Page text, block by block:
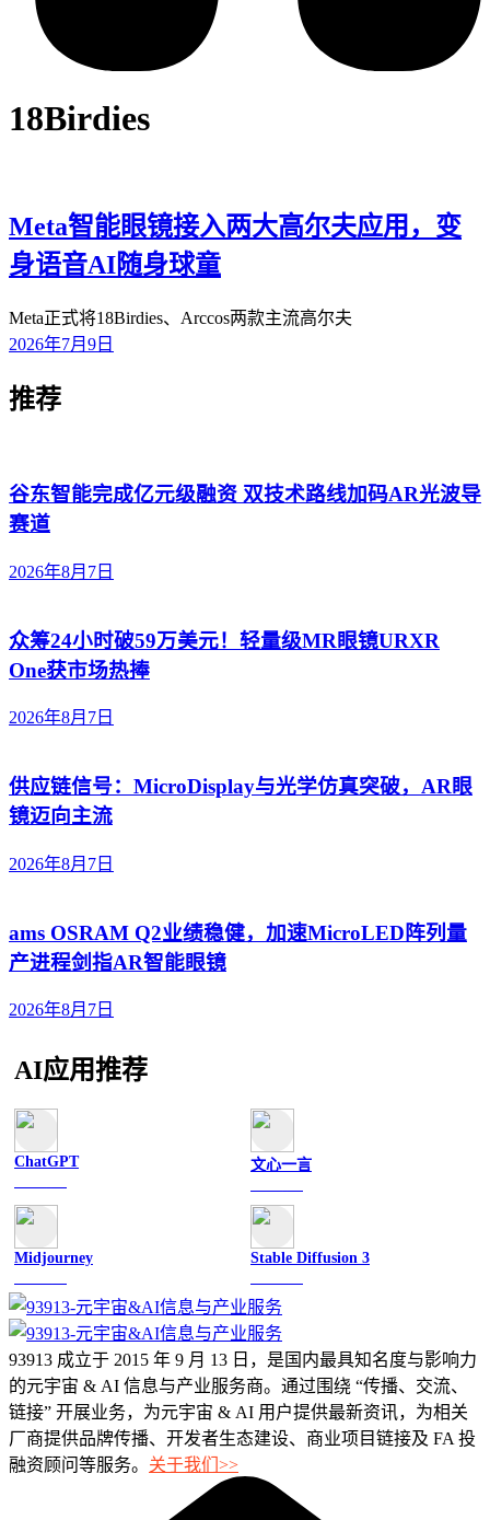
18Birdies
Meta智能眼镜接入两大高尔夫应用，变
身语音AI随身球童
Meta正式将18Birdies、Arccos两款主流高尔夫
2026年7月9日
推荐
谷东智能完成亿元级融资 双技术路线加码AR光波导
赛道
2026年8月7日
众筹24小时破59万美元！轻量级MR眼镜URXR
One获市场热捧
2026年8月7日
供应链信号：MicroDisplay与光学仿真突破，AR眼
镜迈向主流
2026年8月7日
ams OSRAM Q2业绩稳健，加速MicroLED阵列量
产进程剑指AR智能眼镜
2026年8月7日
AI应用推荐
ChatGPT 文心一言
Midjourney Stable Diffusion 3
93913 成立于 2015 年 9 月 13 日，是国内最具知名度与影响力
的元宇宙 & AI 信息与产业服务商。通过围绕 “传播、交流、
链接” 开展业务，为元宇宙 & AI 用户提供最新资讯，为相关
厂商提供品牌传播、开发者生态建设、商业项目链接及 FA 投
融资顾问等服务。 关于我们>>